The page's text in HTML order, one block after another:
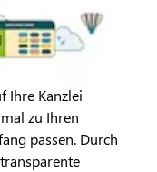
Ihre Kanzlei
zu Ihren
passen. Durch